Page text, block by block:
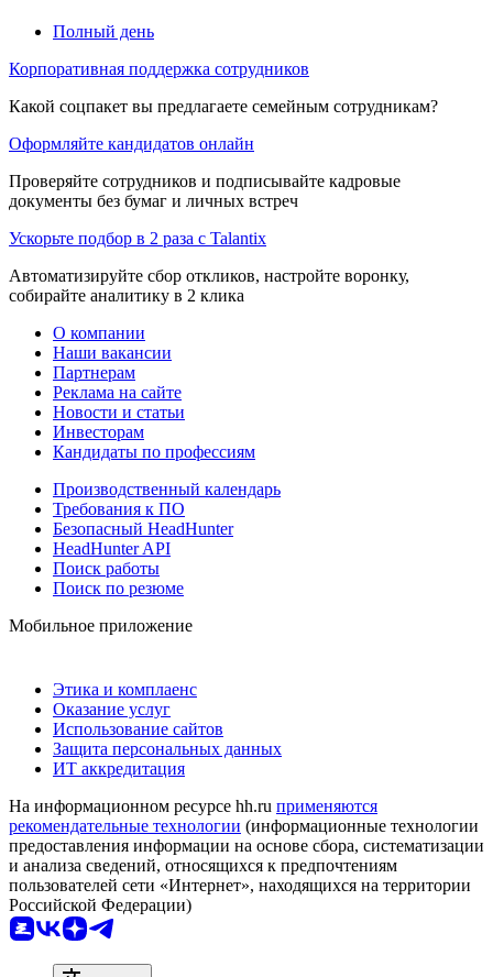
Полный день
Корпоративная поддержка сотрудников
Какой соцпакет вы предлагаете семейным сотрудникам?
Оформляйте кандидатов онлайн
Проверяйте сотрудников и подписывайте кадровые
документы без бумаг и личных встреч
Ускорьте подбор в 2 раза с Talantix
Автоматизируйте сбор откликов, настройте воронку,
собирайте аналитику в 2 клика
О компании
Наши вакансии
Партнерам
Реклама на сайте
Новости и статьи
Инвесторам
Кандидаты по профессиям
Производственный календарь
Требования к ПО
Безопасный HeadHunter
HeadHunter API
Поиск работы
Поиск по резюме
Мобильное приложение
Этика и комплаенс
Оказание услуг
Использование сайтов
Защита персональных данных
ИТ аккредитация
На информационном ресурсе hh.ru применяются
рекомендательные технологии (информационные технологии
предоставления информации на основе сбора, систематизации
и анализа сведений, относящихся к предпочтениям
пользователей сети «Интернет», находящихся на территории
Российской Федерации)